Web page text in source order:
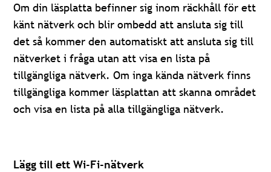
Om din läsplatta befinner sig inom räckhåll för ett
känt nätverk och blir ombedd att ansluta sig till
det så kommer den automatiskt att ansluta sig till
nätverket i fråga utan att visa en lista på
tillgängliga nätverk. Om inga kända nätverk finns
tillgängliga kommer läsplattan att skanna området
och visa en lista på alla tillgängliga nätverk.
Lägg till ett Wi-Fi-nätverk